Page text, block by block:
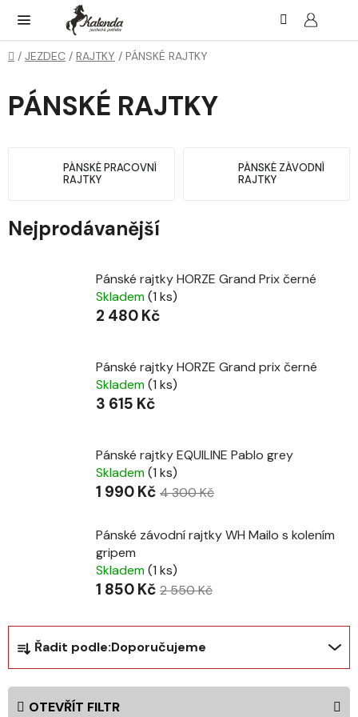
obsah
Domů
/ JEZDEC / RAJTKY / PÁNSKÉ RAJTKY
PÁNSKÉ RAJTKY
PÁNSKÉ PRACOVNÍ
RAJTKY
PÁNSKÉ ZÁVODNÍ
RAJTKY
Nejprodávanější
Pánské rajtky HORZE Grand Prix černé
Skladem(1 ks)
2 480 Kč
Pánské rajtky HORZE Grand prix černé
Skladem(1 ks)
3 615 Kč
Pánské rajtky EQUILINE Pablo grey
Skladem(1 ks)
1 990 Kč 4 300 Kč
Pánské závodní rajtky WH Mailo s kolením
gripem
Skladem(1 ks)
1 850 Kč 2 550 Kč
a
z
e
Řadit podle:Doporučujeme
OTEVŘÍT FILTR